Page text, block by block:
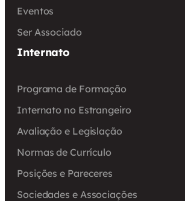
Eventos
Ser Associado
Internato
Programa de Formação
Internato no Estrangeiro
Avaliação e Legislação
Normas de Currículo
Posições e Pareceres
Sociedades e Associações